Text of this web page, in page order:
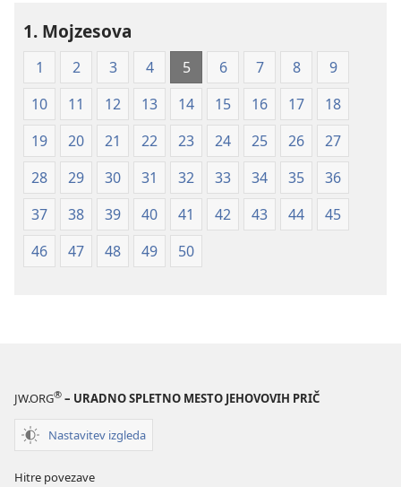
(izdano 2009)
1. Mojzesova
1 2 3 4 5 6 7 8
9
10
11 12 13 14 15 16 17
18
19
20 21 22 23 24 25 26
27
28
29 30 31 32 33 34 35
36
37
38 39 40 41 42 43 44
45
46
47 48 49 50
JW.ORG® – URADNO SPLETNO MESTO JEHOVOVIH PRIČ
Nastavitev izgleda
Hitre povezave